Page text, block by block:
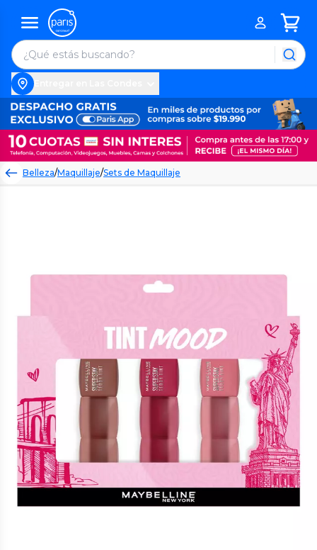
Belleza/Maquillaje/Sets de Maquillaje